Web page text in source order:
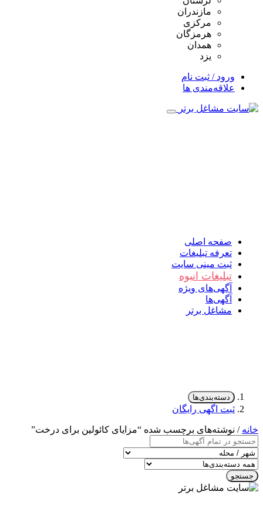
مازندران
مرکزی
هرمزگان
همدان
یزد
ورود / ثبت نام
علاقه‌مندی ها
صفحه اصلی
تعرفه تبلیغات
ثبت مینی سایت
تبلیغات انبوه
آگهی‌های ویژه
آگهی‌ها
مشاغل برتر
دسته‌بندی‌ها
ثبت اگهی رایگان
خانه / نوشته‌های برچسب شده “مزایای کائولین برای درخت”
جستجو